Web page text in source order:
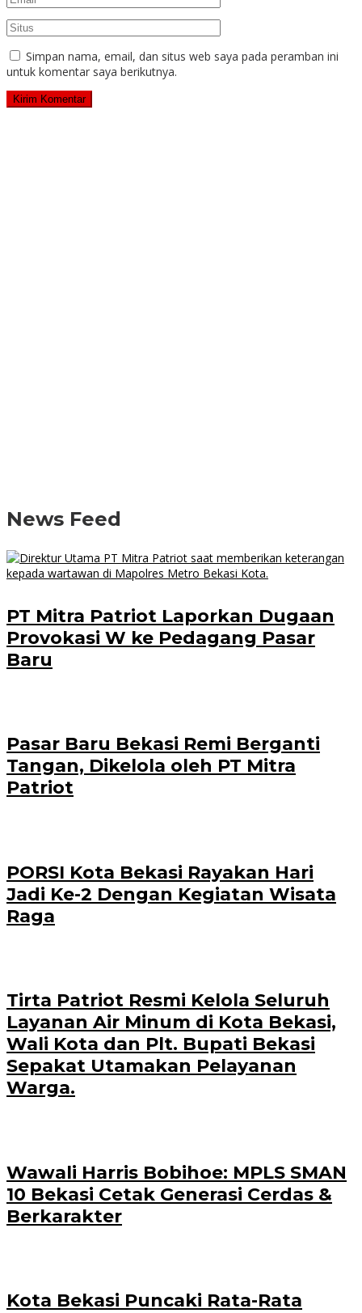
Simpan nama, email, dan situs web saya pada peramban ini
untuk komentar saya berikutnya.
News Feed
PT Mitra Patriot Laporkan Dugaan
Provokasi W ke Pedagang Pasar
Baru
Pasar Baru Bekasi Remi Berganti
Tangan, Dikelola oleh PT Mitra
Patriot
PORSI Kota Bekasi Rayakan Hari
Jadi Ke-2 Dengan Kegiatan Wisata
Raga
Tirta Patriot Resmi Kelola Seluruh
Layanan Air Minum di Kota Bekasi,
Wali Kota dan Plt. Bupati Bekasi
Sepakat Utamakan Pelayanan
Warga.
Wawali Harris Bobihoe: MPLS SMAN
10 Bekasi Cetak Generasi Cerdas &
Berkarakter
Kota Bekasi Puncaki Rata-Rata